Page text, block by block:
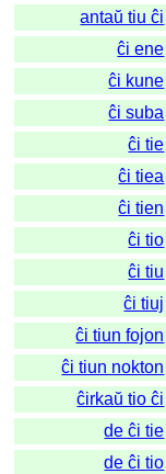
antaŭ tiu ĉi
ĉi ene
ĉi kune
ĉi suba
ĉi tie
ĉi tiea
ĉi tien
ĉi tio
ĉi tiu
ĉi tiuj
ĉi tiun fojon
ĉi tiun nokton
ĉirkaŭ tio ĉi
de ĉi tie
de ĉi tio